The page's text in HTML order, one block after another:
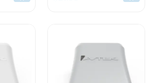
SUPRESIÓN PARA